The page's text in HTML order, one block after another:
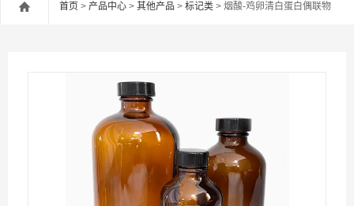
首页 > 产品中心 > 其他产品 > 标记类 > 烟酸-鸡卵清白蛋白偶联物